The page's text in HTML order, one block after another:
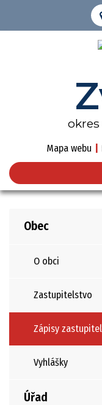
Mapa webu
Obec
O obci
Zastupitelstvo
Zápisy
Vyhlášky
Úřad